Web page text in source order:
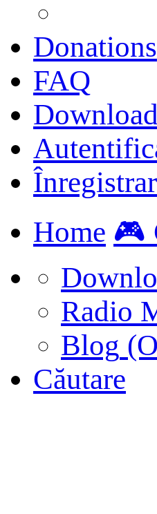
Donations
FAQ
Home 🎮
Radio
Blog
Căutare